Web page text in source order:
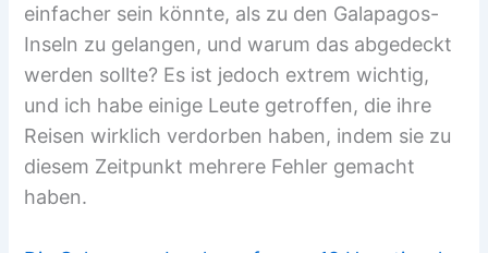
einfacher sein könnte, als zu den Galapagos-
Inseln zu gelangen, und warum das abgedeckt
werden sollte? Es ist jedoch extrem wichtig,
und ich habe einige Leute getroffen, die ihre
Reisen wirklich verdorben haben, indem sie zu
diesem Zeitpunkt mehrere Fehler gemacht
haben.